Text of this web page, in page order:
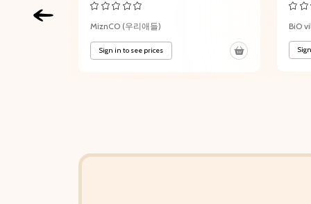
MiznCO (우리애들)
Sign in to see prices
BiO